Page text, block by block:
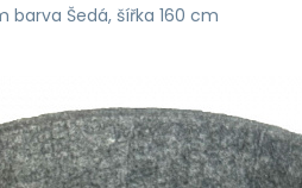
Šedá, šířka 160 cm